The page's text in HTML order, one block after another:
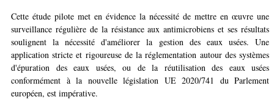
Cette étude pilote met en évidence la nécessité de mettre en œuvre une
surveillance régulière de la résistance aux antimicrobiens et ses résultats
soulignent la nécessité d'améliorer la gestion des eaux usées. Une
application stricte et rigoureuse de la réglementation autour des systèmes
d'épuration des eaux usées, ou de la réutilisation des eaux usées
conformément à la nouvelle législation UE 2020/741 du Parlement
européen, est impérative.